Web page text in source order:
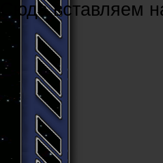
Cюда вставляем